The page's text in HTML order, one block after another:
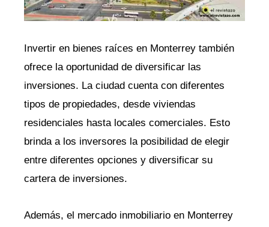
Invertir en bienes raíces en Monterrey también
ofrece la oportunidad de diversificar las
inversiones. La ciudad cuenta con diferentes
tipos de propiedades, desde viviendas
residenciales hasta locales comerciales. Esto
brinda a los inversores la posibilidad de elegir
entre diferentes opciones y diversificar su
cartera de inversiones.
Además, el mercado inmobiliario en Monterrey